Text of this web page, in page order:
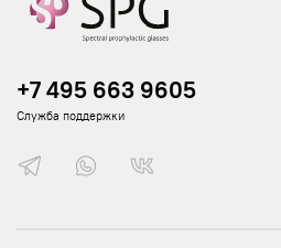
+7 495 663 9605
Служба поддержки